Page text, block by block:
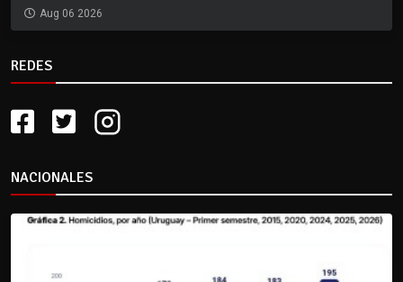
Aug 06 2026
REDES
NACIONALES